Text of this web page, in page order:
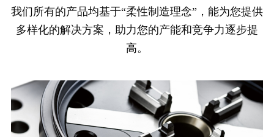
我们所有的产品均基于“柔性制造理念”，能为您提供
多样化的解决方案，助力您的产能和竞争力逐步提
高。